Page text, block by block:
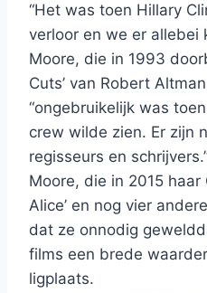
“Het was toen Hillary
verloor en we er allebei
Moore, die in 1993
Cuts’ van Robert
“ongebruikelijk was
crew wilde zien. Er zijn
regisseurs en
Moore, die in 2015 haar
Alice’ en nog vier
dat ze onnodig
films een brede
ligplaats.